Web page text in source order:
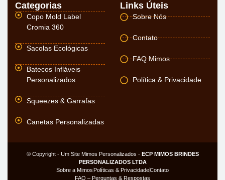
Categorias
Copo Mold Label
Cromia 360
Sacolas Ecológicas
Batecos Infláveis
Personalizados
Squeezes & Garrafas
Canetas Personalizadas
Links Úteis
Sobre Nós
Contato
FAQ Mimos
Política & Privacidade
© Copyright - Um Site Mimos Personalizados - ECP MIMOS BRINDES
PERSONALIZADOS LTDA
Sobre a MimosPolíticas & PrivacidadeContato
FAQ – Perguntas & Respostas